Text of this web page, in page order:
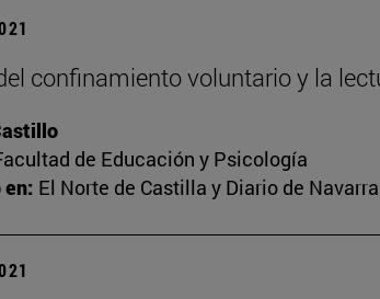
confinamiento voluntario y la
de Educación y Psicología
El Norte de Castilla y Diario de Navarra